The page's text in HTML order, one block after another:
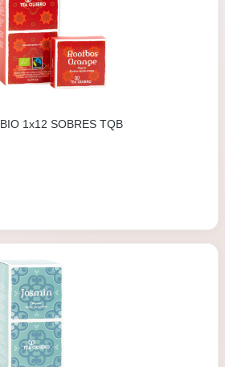
ROOIBOS-NARANJA BIO 1x12 SOBRES TQB